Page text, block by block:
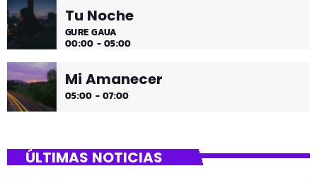
Tu Noche
GURE GAUA
00:00 - 05:00
Mi Amanecer
05:00 - 07:00
ÚLTIMAS NOTICIAS